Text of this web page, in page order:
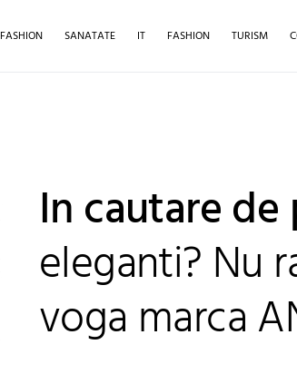
FASHION SANATATE IT FASHION TURISM
In cautare
eleganti? Nu
voga marca